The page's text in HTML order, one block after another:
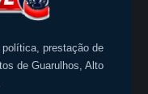
prestação de
de Guarulhos, Alto